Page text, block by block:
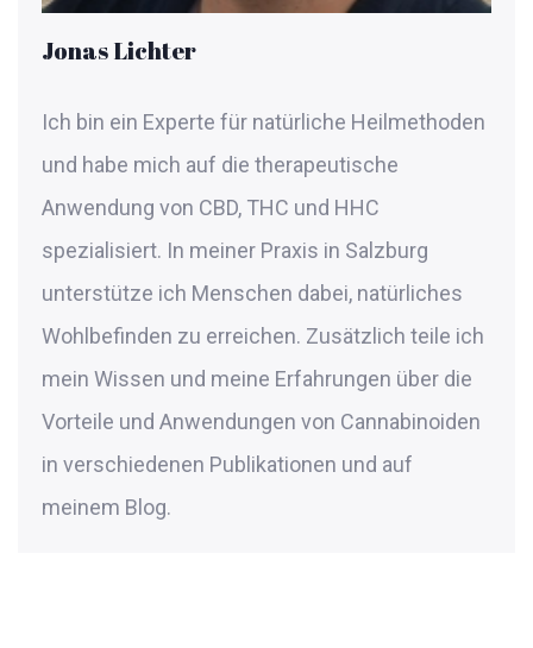
Jonas Lichter
Ich bin ein Experte für natürliche Heilmethoden
und habe mich auf die therapeutische
Anwendung von CBD, THC und HHC
spezialisiert. In meiner Praxis in Salzburg
unterstütze ich Menschen dabei, natürliches
Wohlbefinden zu erreichen. Zusätzlich teile ich
mein Wissen und meine Erfahrungen über die
Vorteile und Anwendungen von Cannabinoiden
in verschiedenen Publikationen und auf
meinem Blog.